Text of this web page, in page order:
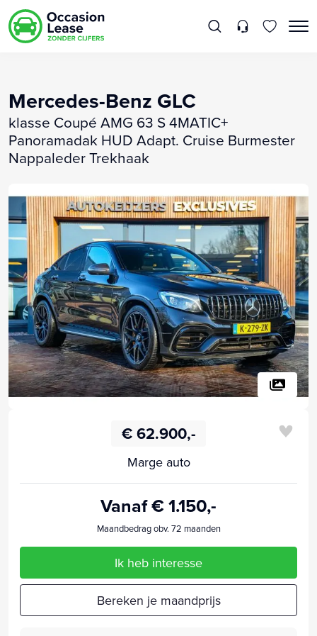
Mercedes-Benz GLC
klasse Coupé AMG 63 S 4MATIC+
Panoramadak HUD Adapt. Cruise Burmester
Nappaleder Trekhaak
€ 62.900,-
Marge auto
Vanaf € 1.150,-
Maandbedrag obv. 72 maanden
Ik heb interesse
Bereken je maandprijs